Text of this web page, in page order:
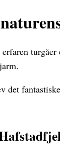
det